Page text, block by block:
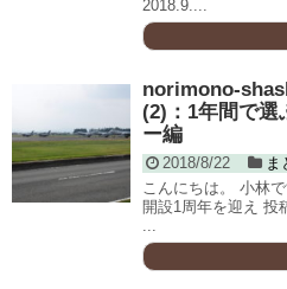
2018.9....
norimono-
(2)：1年間で選
ー編
2018/8/22
ま
こんにちは。 小林
開設1周年を迎え 投